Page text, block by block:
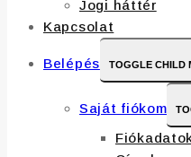
Jogi háttér
Kapcsolat
Belépés TOGGLE CHILD
Saját fiókom